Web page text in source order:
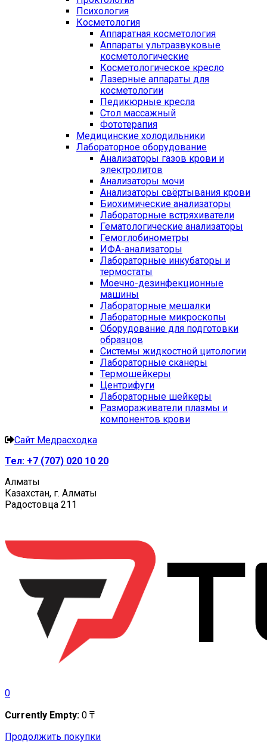
Психология
Косметология
Аппаратная косметология
Аппараты ультразвуковые
косметологические
Косметологическое кресло
Лазерные аппараты для
косметологии
Педикюрные кресла
Стол массажный
Фототерапия
Медицинские холодильники
Лабораторное оборудование
Анализаторы газов крови и
электролитов
Анализаторы мочи
Анализаторы свёртывания крови
Биохимические анализаторы
Лабораторные встряхиватели
Гематологические анализаторы
Гемоглобинометры
ИФА-анализаторы
Лабораторные инкубаторы и
термостаты
Моечно-дезинфекционные
машины
Лабораторные мешалки
Лабораторные микроскопы
Оборудование для подготовки
образцов
Системы жидкостной цитологии
Лабораторные сканеры
Термошейкеры
Центрифуги
Лабораторные шейкеры
Размораживатели плазмы и
компонентов крови
Сайт Медрасходка
Тел: +7 (707) 020 10 20
Алматы
Казахстан, г. Алматы
Радостовца 211
0
Currently Empty: 0 ₸
Продолжить покупки